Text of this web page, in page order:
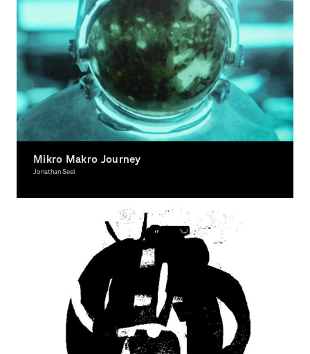
Mikro Makro Journey
Jonathan Seel